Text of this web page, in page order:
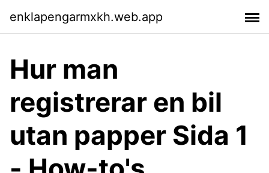
enklapengarmxkh.web.app
Hur man
registrerar en bil
utan papper Sida 1